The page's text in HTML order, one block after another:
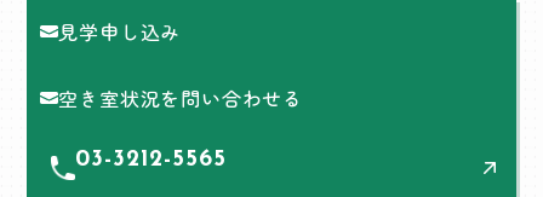
見学申し込み
空き室状況を問い合わせる
03-3212-5565